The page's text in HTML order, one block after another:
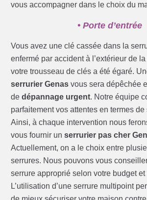
vous accompagner dans le choix du
• Porte d’entrée
Vous avez une clé cassée dans la
enfermé par accident à l’extérieur de
votre trousseau de clés a été égaré.
serrurier Genas vous sera dépêchée
dedépannage urgent. Notre équipe
parfaitement vos attentes en termes de
Ainsi, à chaque intervention nous
vous fournir unserrurier pas cher
Actuellement, on a le choix entre
serrures. Nous pouvons vous
serrure approprié selon votre budget
L’utilisation d’une serrure multipoint